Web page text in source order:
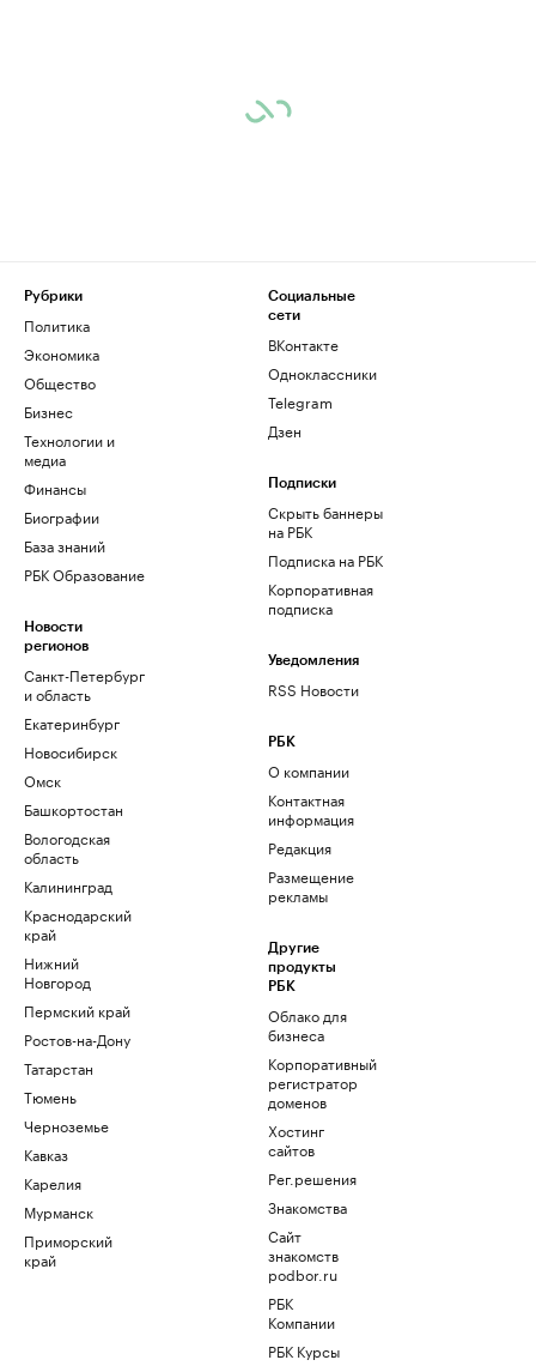
Рубрики
Политика
Экономика
Общество
Бизнес
Технологии и
медиа
Финансы
Биографии
База знаний
РБК Образование
Новости
регионов
Санкт-Петербург
и область
Екатеринбург
Новосибирск
Омск
Башкортостан
Вологодская
область
Калининград
Краснодарский
край
Нижний
Новгород
Пермский край
Ростов-на-Дону
Татарстан
Тюмень
Черноземье
Кавказ
Карелия
Мурманск
Приморский
край
Социальные
сети
ВКонтакте
Одноклассники
Telegram
Дзен
Подписки
Скрыть баннеры
на РБК
Подписка на РБК
Корпоративная
подписка
Уведомления
RSS Новости
РБК
О компании
Контактная
информация
Редакция
Размещение
рекламы
Другие
продукты
РБК
Облако для
бизнеса
Корпоративный
регистратор
доменов
Хостинг
сайтов
Рег.решения
Знакомства
Сайт
знакомств
podbor.ru
РБК
Компании
РБК Курсы